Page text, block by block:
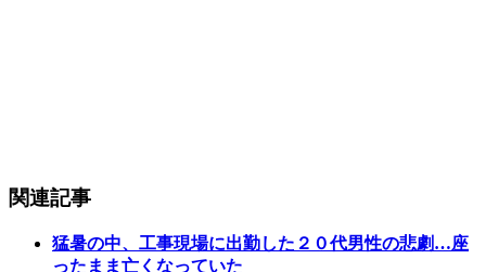
関連記事
猛暑の中、工事現場に出勤した２０代男性の悲劇…座
ったまま亡くなっていた